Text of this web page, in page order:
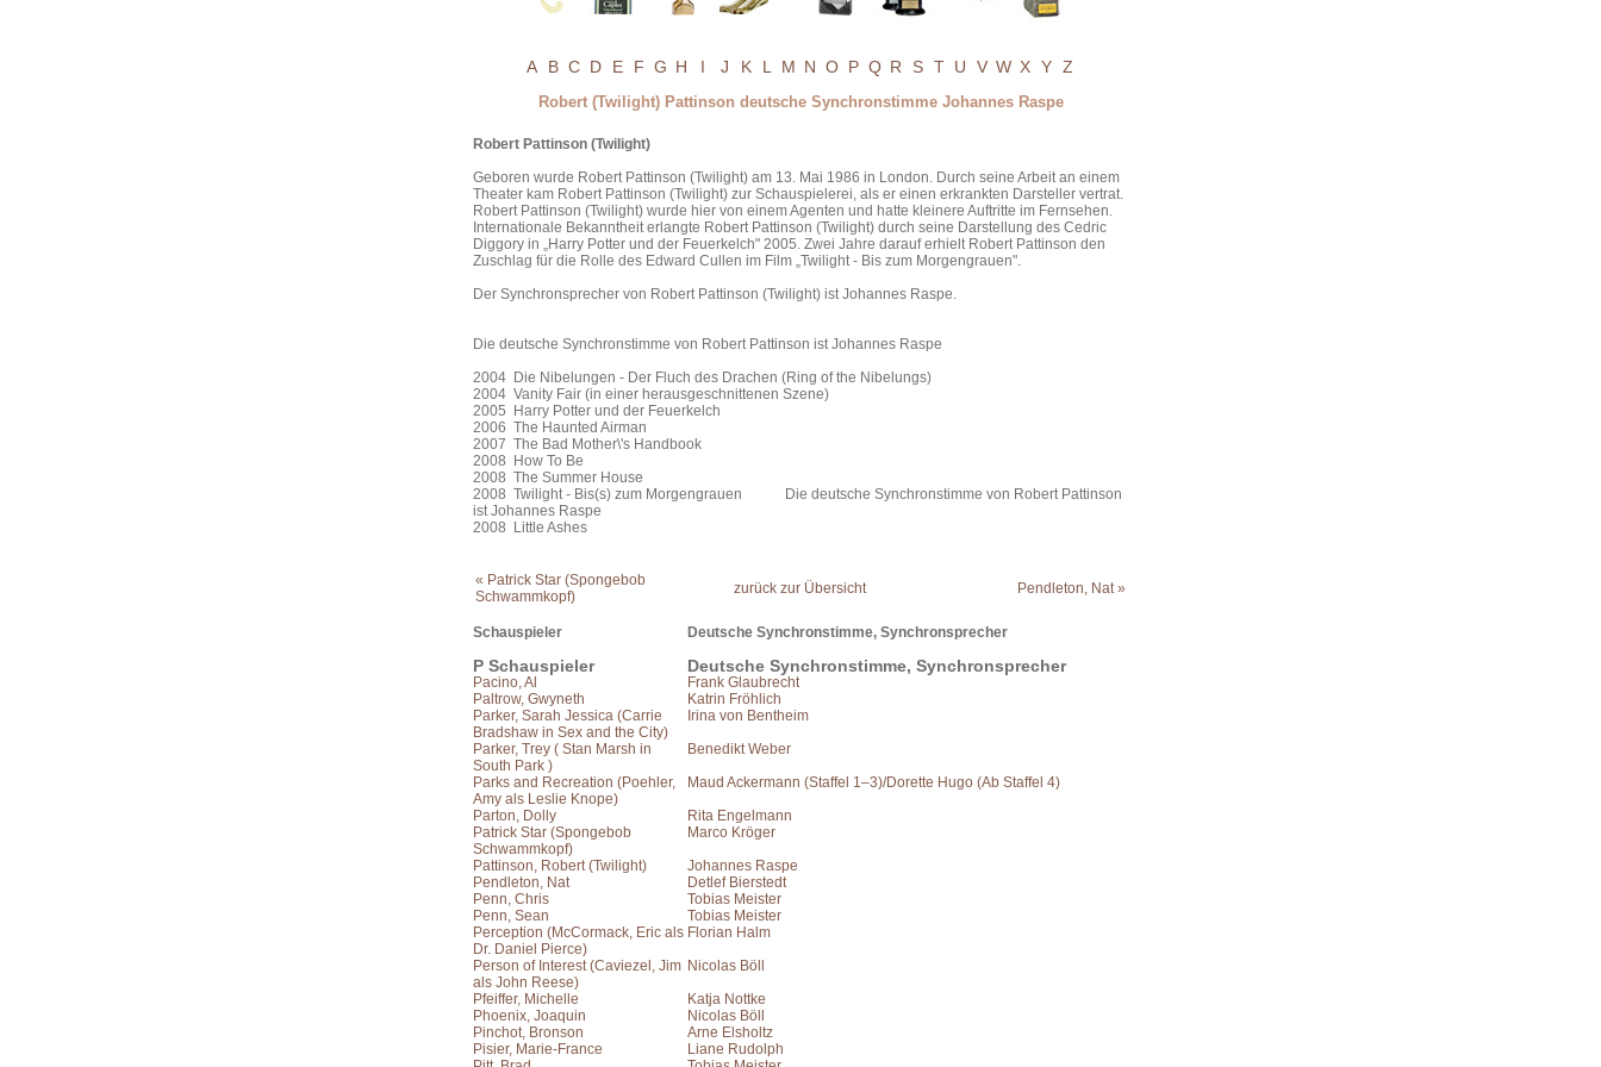
A B C D E F G H I J K L M N O P Q R S T U V W X Y Z
Robert (Twilight) Pattinson deutsche Synchronstimme Johannes Raspe
Robert Pattinson (Twilight)
Geboren wurde Robert Pattinson (Twilight) am 13. Mai 1986 in London. Durch seine Arbeit an einem
Theater kam Robert Pattinson (Twilight) zur Schauspielerei, als er einen erkrankten Darsteller vertrat.
Robert Pattinson (Twilight) wurde hier von einem Agenten und hatte kleinere Auftritte im Fernsehen.
Internationale Bekanntheit erlangte Robert Pattinson (Twilight) durch seine Darstellung des Cedric
Diggory in „Harry Potter und der Feuerkelch" 2005. Zwei Jahre darauf erhielt Robert Pattinson den
Zuschlag für die Rolle des Edward Cullen im Film „Twilight - Bis zum Morgengrauen".
Der Synchronsprecher von Robert Pattinson (Twilight) ist Johannes Raspe.
Die deutsche Synchronstimme von Robert Pattinson ist Johannes Raspe
2004 Die Nibelungen - Der Fluch des Drachen (Ring of the Nibelungs)
2004 Vanity Fair (in einer herausgeschnittenen Szene)
2005 Harry Potter und der Feuerkelch
2006 The Haunted Airman
2007 The Bad Mother\'s Handbook
2008 How To Be
2008 The Summer House
2008 Twilight - Bis(s) zum Morgengrauen Die deutsche Synchronstimme von Robert Pattinson
ist Johannes Raspe
2008 Little Ashes
« Patrick Star (Spongebob
Schwammkopf)
zurück zur Übersicht Pendleton, Nat »
Schauspieler Deutsche Synchronstimme, Synchronsprecher
P Schauspieler Deutsche Synchronstimme, Synchronsprecher
Pacino, Al
Frank Glaubrecht
Paltrow, Gwyneth
Katrin Fröhlich
Parker, Sarah Jessica (Carrie
Bradshaw in Sex and the City)
Irina von Bentheim
Parker, Trey ( Stan Marsh in
South Park )
Benedikt Weber
Parks and Recreation (Poehler,
Amy als Leslie Knope)
Maud Ackermann (Staffel 1–3)/Dorette Hugo (Ab Staffel 4)
Parton, Dolly
Rita Engelmann
Patrick Star (Spongebob
Schwammkopf)
Marco Kröger
Pattinson, Robert (Twilight)
Johannes Raspe
Pendleton, Nat
Detlef Bierstedt
Penn, Chris
Tobias Meister
Penn, Sean
Tobias Meister
Perception (McCormack, Eric als
Dr. Daniel Pierce)
Florian Halm
Person of Interest (Caviezel, Jim
als John Reese)
Nicolas Böll
Pfeiffer, Michelle
Katja Nottke
Phoenix, Joaquin
Nicolas Böll
Pinchot, Bronson
Arne Elsholtz
Pisier, Marie-France
Liane Rudolph